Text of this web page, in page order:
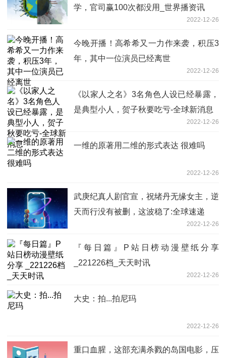
学，官司赢100次都没用_世界播资讯
2022-12-26
今晚开播！高希希又一力作来袭，积压3
年，其中一位演员已经离世
2022-12-26
《以家人之名》3名角色人设已经暴露，
是典型小人，贺子秋要吃亏-全球新消息
2022-12-26
一维的原著用二维的形式表达 很难吗
2022-12-26
武庚纪真人剧官宣，祝绪丹无缘女主，逆
天而行没有被删，这波稳了:全球速递
2022-12-26
『每日篇』P站日榜动漫壁纸分享
_221226档_天天时讯
2022-12-26
大史：拍...拍尼玛
2022-12-26
重口血腥，这部充满杀戮的岛国电影，压